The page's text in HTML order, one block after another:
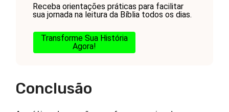
Receba orientações práticas para facilitar
sua jornada na leitura da Bíblia todos os dias.
Transforme Sua História
Agora!
Conclusão